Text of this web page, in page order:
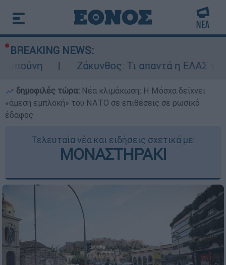
BREAKING NEWS:
Ζάκυνθος: Τι απαντά η ΕΛΑΣ για τους 8
δημοφιλές τώρα: Νέα κλιμάκωση: Η Μόσχα δείχνει
«άμεση εμπλοκή» του ΝΑΤΟ σε επιθέσεις σε ρωσικό
έδαφος
Τελευταία νέα και ειδήσεις σχετικά με:
ΜΟΝΑΣΤΗΡΑΚΙ